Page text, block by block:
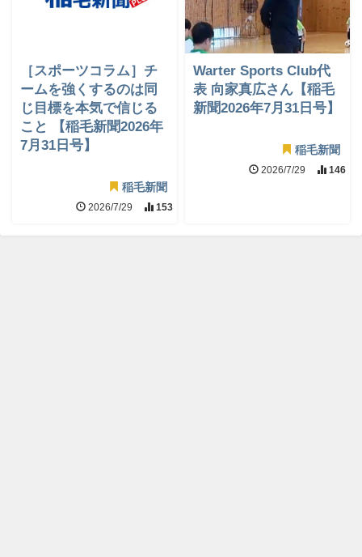
［スポーツコラム］チ
ームを強くするのは同
じ目標を本気で信じる
こと 【稲毛新聞2026年
7月31日号】
稲毛新聞
2026/7/29 153
Warter Sports Club代
表 向家真広さん【稲毛
新聞2026年7月31日号】
稲毛新聞
2026/7/29 146